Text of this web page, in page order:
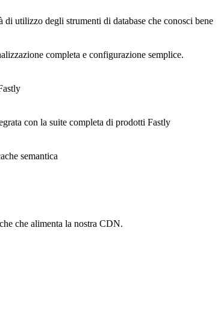
utilizzo degli strumenti di database che conosci bene
completa e configurazione semplice.
con la suite completa di prodotti Fastly
semantica
che alimenta la nostra CDN.